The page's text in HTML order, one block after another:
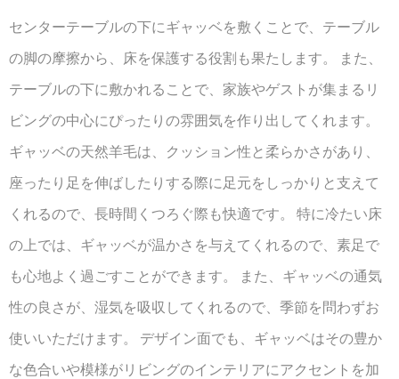
センターテーブルの下にギャッベを敷くことで、テーブル
の脚の摩擦から、床を保護する役割も果たします。 また、
テーブルの下に敷かれることで、家族やゲストが集まるリ
ビングの中心にぴったりの雰囲気を作り出してくれます。
ギャッベの天然羊毛は、クッション性と柔らかさがあり、
座ったり足を伸ばしたりする際に足元をしっかりと支えて
くれるので、長時間くつろぐ際も快適です。 特に冷たい床
の上では、ギャッベが温かさを与えてくれるので、素足で
も心地よく過ごすことができます。 また、ギャッベの通気
性の良さが、湿気を吸収してくれるので、季節を問わずお
使いいただけます。 デザイン面でも、ギャッベはその豊か
な色合いや模様がリビングのインテリアにアクセントを加